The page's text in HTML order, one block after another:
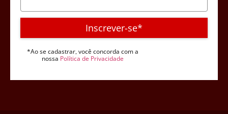
Inscrever-se*
*Ao se cadastrar, você concorda com a
nossa Política de Privacidade